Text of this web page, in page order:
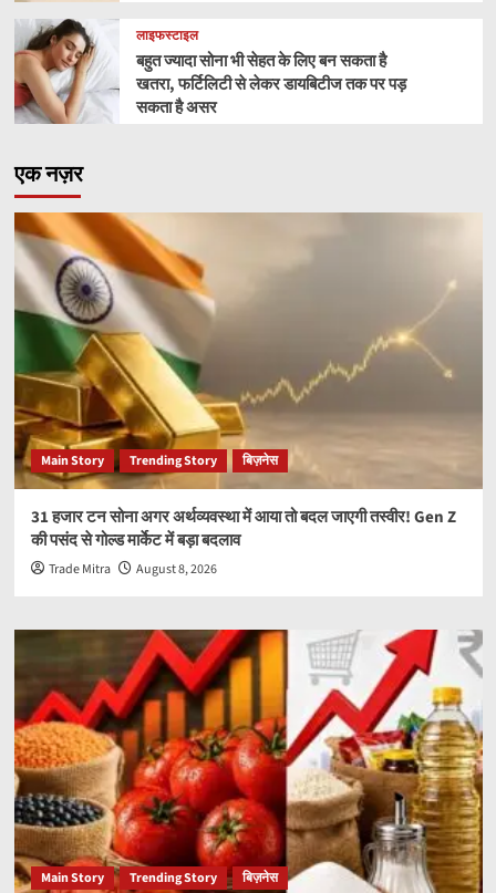
लाइफस्टाइल
बहुत ज्यादा सोना भी सेहत के लिए बन सकता है
खतरा, फर्टिलिटी से लेकर डायबिटीज तक पर पड़
सकता है असर
एक नज़र
Main Story Trending Story बिज़नेस
31 हजार टन सोना अगर अर्थव्यवस्था में आया तो बदल जाएगी तस्वीर! Gen Z
की पसंद से गोल्ड मार्केट में बड़ा बदलाव
Trade Mitra August 8, 2026
Main Story Trending Story बिज़नेस